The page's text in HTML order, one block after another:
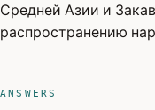
Средней Азии и
распространению
ANSWERS